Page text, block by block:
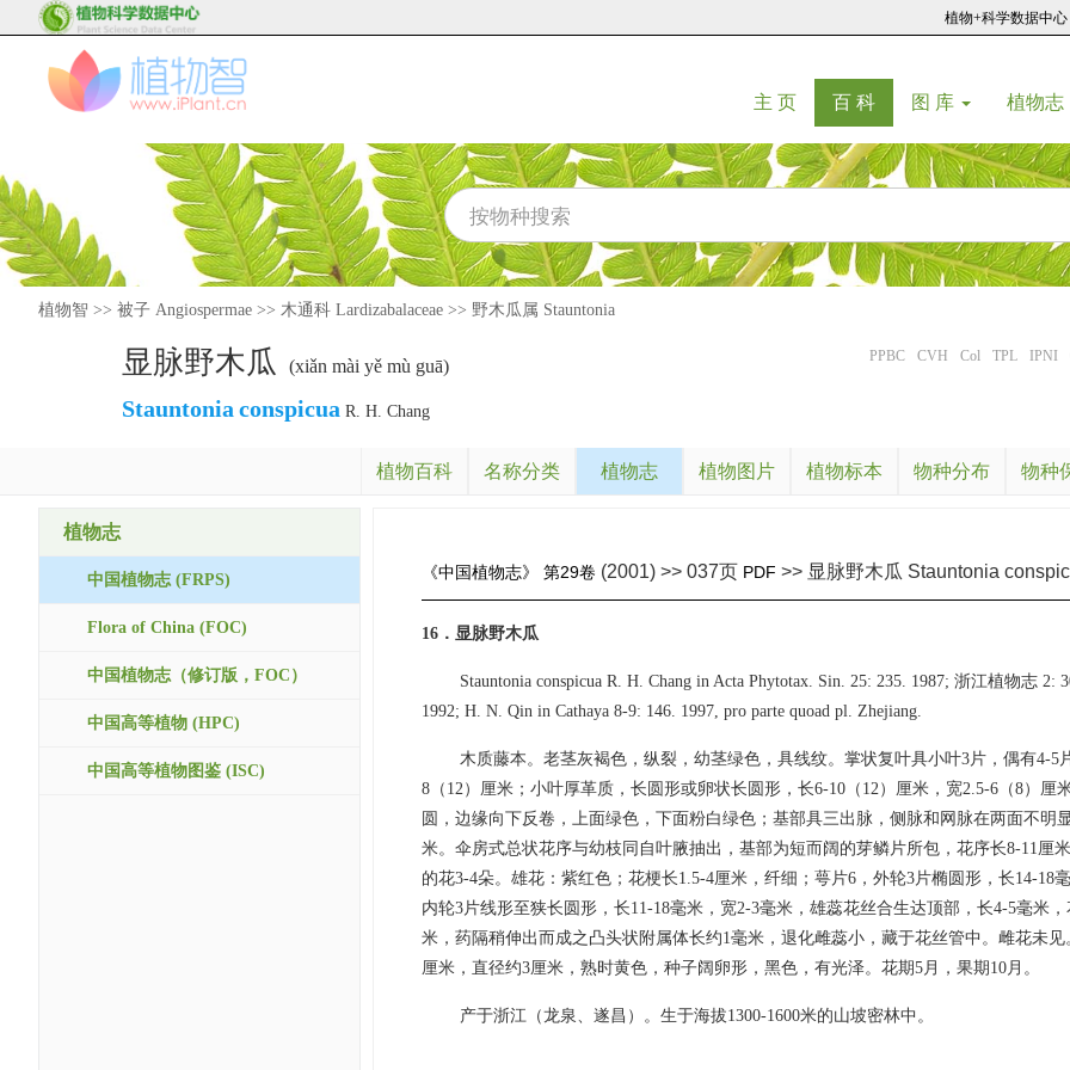
植物+科学数据中心
主 页(current)
百 科(current)
图 库 植物志
植物智 >> 被子 Angiospermae >> 木通科 Lardizabalaceae >> 野木瓜属 Stauntonia
显脉野木瓜 (xiǎn mài yě mù guā) PPBC CVH Col TPL IPNI
Stauntonia conspicua R. H. Chang
植物百科 名称分类 植物志 植物图片 植物标本 物种分布 物种
植物志
中国植物志 (FRPS)
Flora of China (FOC)
中国植物志（修订版，FOC）
中国高等植物 (HPC)
中国高等植物图鉴 (ISC)
《中国植物志》 第29卷 (2001) >> 037页 PDF >> 显脉野木瓜 Stauntonia
16．显脉野木瓜
Stauntonia conspicua R. H. Chang in Acta Phytotax. Sin. 25: 235. 1987; 浙江植物志 2:
1992; H. N. Qin in Cathaya 8-9: 146. 1997, pro parte quoad pl. Zhejiang.
木质藤本。老茎灰褐色，纵裂，幼茎绿色，具线纹。掌状复叶具小叶3片，偶有4-5
8（12）厘米；小叶厚革质，长圆形或卵状长圆形，长6-10（12）厘米，宽2.5-6（8）厘
圆，边缘向下反卷，上面绿色，下面粉白绿色；基部具三出脉，侧脉和网脉在两面不明
米。伞房式总状花序与幼枝同自叶腋抽出，基部为短而阔的芽鳞片所包，花序长8-11厘
的花3-4朵。雄花：紫红色；花梗长1.5-4厘米，纤细；萼片6，外轮3片椭圆形，长14-18
内轮3片线形至狭长圆形，长11-18毫米，宽2-3毫米，雄蕊花丝合生达顶部，长4-5毫米
米，药隔稍伸出而成之凸头状附属体长约1毫米，退化雌蕊小，藏于花丝管中。雌花未
厘米，直径约3厘米，熟时黄色，种子阔卵形，黑色，有光泽。花期5月，果期10月。
产于浙江（龙泉、遂昌）。生于海拔1300-1600米的山坡密林中。